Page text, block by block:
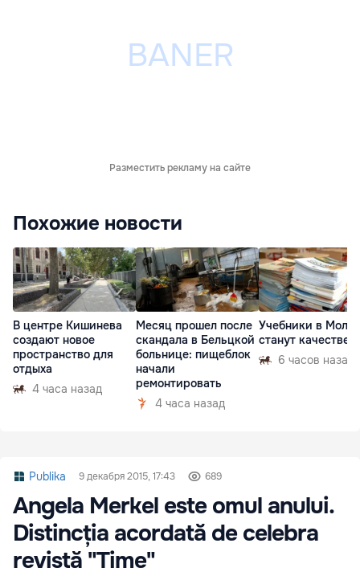
Разместить рекламу на сайте
Похожие новости
В центре Кишинева
создают новое
пространство для
отдыха
4 часа назад
Месяц прошел после
скандала в Бельцкой
больнице: пищеблок
начали
ремонтировать
4 часа назад
Учебники в
станут
6 часов назад
Publika 9 декабря 2015, 17:43 689
Angela Merkel este omul anului.
Distincția acordată de celebra
revistă "Time"